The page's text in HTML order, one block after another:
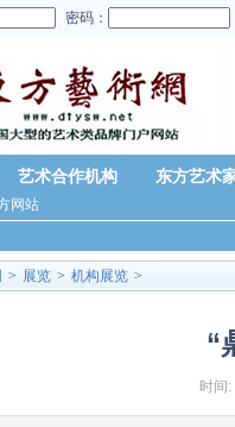
密码：
艺术合作机构 东方艺术
网站
> 展览 > 机构展览 >
“
时间: